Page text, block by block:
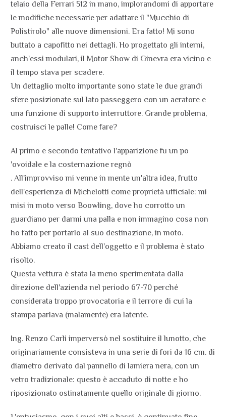
telaio della Ferrari 512 in mano, implorandomi di apportare
le modifiche necessarie per adattare il "Mucchio di
Polistirolo" alle nuove dimensioni. Era fatto! Mi sono
buttato a capofitto nei dettagli. Ho progettato gli interni,
anch'essi modulari, il Motor Show di Ginevra era vicino e
il tempo stava per scadere.
Un dettaglio molto importante sono state le due grandi
sfere posizionate sul lato passeggero con un aeratore e
una funzione di supporto interruttore. Grande problema,
costruisci le palle! Come fare?
Al primo e secondo tentativo l'apparizione fu un po
'ovoidale e la costernazione regnò
. All'improvviso mi venne in mente un'altra idea, frutto
dell'esperienza di Michelotti come proprietà ufficiale: mi
misi in moto verso Boowling, dove ho corrotto un
guardiano per darmi una palla e non immagino cosa non
ho fatto per portarlo al suo destinazione, in moto.
Abbiamo creato il cast dell'oggetto e il problema è stato
risolto.
Questa vettura è stata la meno sperimentata dalla
direzione dell'azienda nel periodo 67-70 perché
considerata troppo provocatoria e il terrore di cui la
stampa parlava (malamente) era latente.
Ing. Renzo Carli imperversò nel sostituire il lunotto, che
originariamente consisteva in una serie di fori da 16 cm. di
diametro derivato dal pannello di lamiera nera, con un
vetro tradizionale: questo è accaduto di notte e ho
riposizionato ostinatamente quello originale di giorno.